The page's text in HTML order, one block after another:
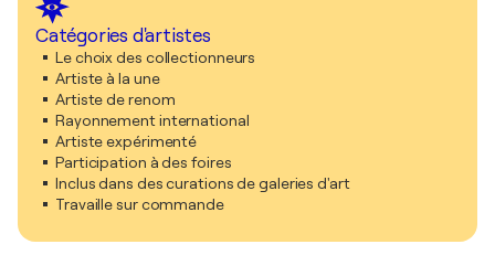
Catégories d'artistes
Le choix des collectionneurs
Artiste à la une
Artiste de renom
Rayonnement international
Artiste expérimenté
Participation à des foires
Inclus dans des curations de galeries d'art
Travaille sur commande